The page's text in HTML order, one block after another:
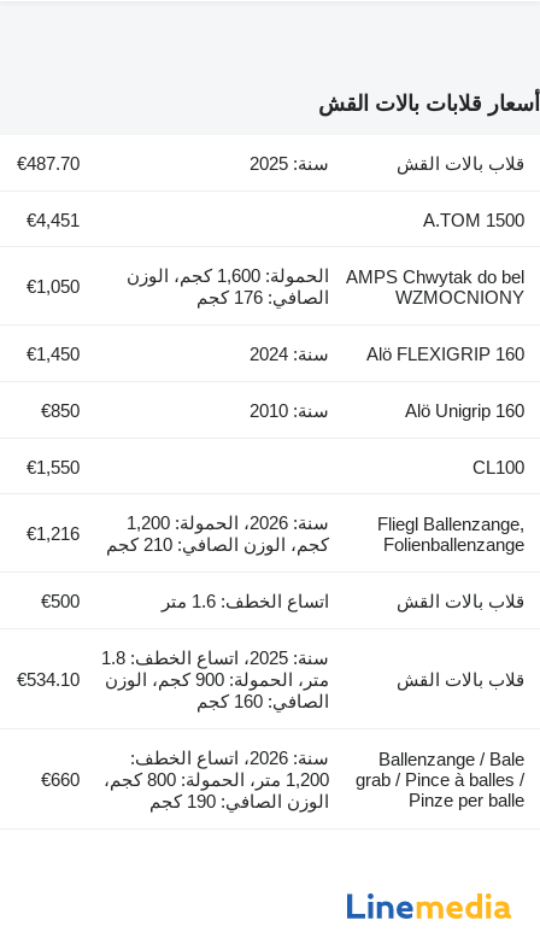
أسعار قلابات بالات القش
قلاب بالات القش سنة: 2025 €487.70
A.TOM 1500
€4,451
AMPS Chwytak do bel
WZMOCNIONY
الحمولة: 1,600 كجم، الوزن
الصافي: 176 كجم
€1,050
Alö FLEXIGRIP 160 سنة: 2024 €1,450
Alö Unigrip 160 سنة: 2010 €850
CL100
€1,550
Fliegl Ballenzange,
Folienballenzange
سنة: 2026، الحمولة: 1,200
كجم، الوزن الصافي: 210 كجم
€1,216
قلاب بالات القش اتساع الخطف: 1.6 متر €500
قلاب بالات القش
سنة: 2025، اتساع الخطف: 1.8
متر، الحمولة: 900 كجم، الوزن
الصافي: 160 كجم
€534.10
Ballenzange / Bale
grab / Pince à balles /
Pinze per balle
سنة: 2026، اتساع الخطف:
1,200 متر، الحمولة: 800 كجم،
الوزن الصافي: 190 كجم
€660